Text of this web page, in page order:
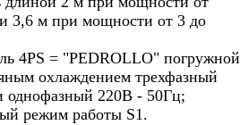
3,6 м при мощности от 3 до
4PS = "PEDROLLO" погружной
охлаждением трехфазный
однофазный 220В - 50Гц;
режим работы S1.